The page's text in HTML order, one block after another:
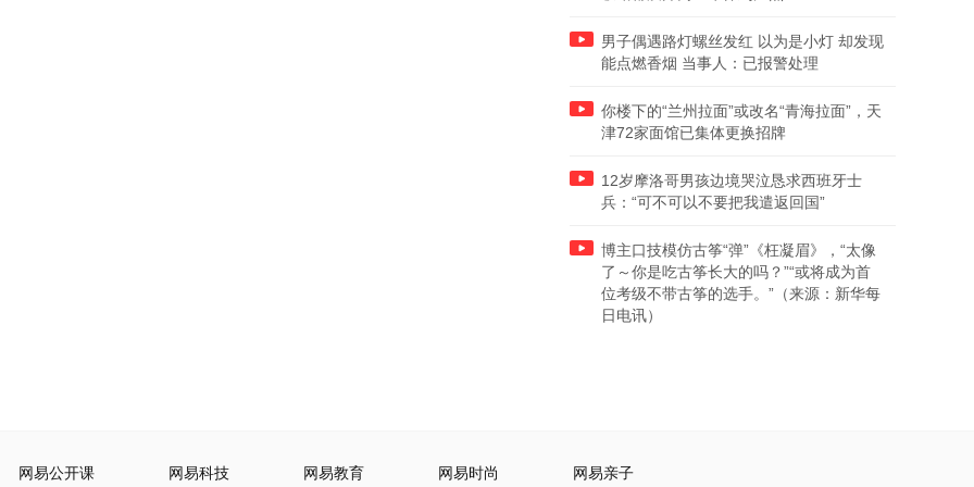
男子偶遇路灯螺丝发红 以为是小灯 却发现
能点燃香烟 当事人：已报警处理
你楼下的“兰州拉面”或改名“青海拉面”，天
津72家面馆已集体更换招牌
12岁摩洛哥男孩边境哭泣恳求西班牙士
兵：“可不可以不要把我遣返回国”
博主口技模仿古筝“弹”《枉凝眉》，“太像
了～你是吃古筝长大的吗？”“或将成为首
位考级不带古筝的选手。”（来源：新华每
日电讯）
网易公开课 网易科技 网易教育 网易时尚 网易亲子